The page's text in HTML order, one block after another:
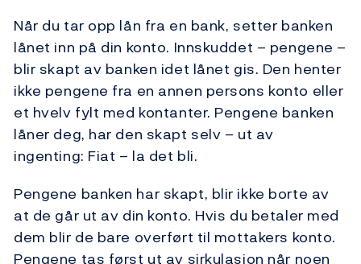
Når du tar opp lån fra en bank, setter banken
lånet inn på din konto. Innskuddet – pengene –
blir skapt av banken idet lånet gis. Den henter
ikke pengene fra en annen persons konto eller
et hvelv fylt med kontanter. Pengene banken
låner deg, har den skapt selv – ut av
ingenting: Fiat – la det bli.
Pengene banken har skapt, blir ikke borte av
at de går ut av din konto. Hvis du betaler med
dem blir de bare overført til mottakers konto.
Pengene tas først ut av sirkulasjon når noen